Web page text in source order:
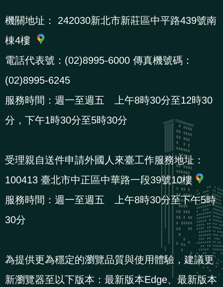
機關地址：
242030新北市新莊區中平路439號南
棟4樓
電話代表號：(02)8995-6000 傳真機號碼：
(02)8995-6245
服務時間：週一至週五 上午8時30分至12時30
分，下午1時30分至5時30分
受理親自送件申請外國人來臺工作服務地址：
100413 臺北市中正區中華路一段39號10樓
服務時間：週一至週五 上午8時30分至下午5時
30分
為提供更為穩定的瀏覽品質與使用體驗，建議更
新瀏覽器至以下版本：最新版本Edge、最新版本